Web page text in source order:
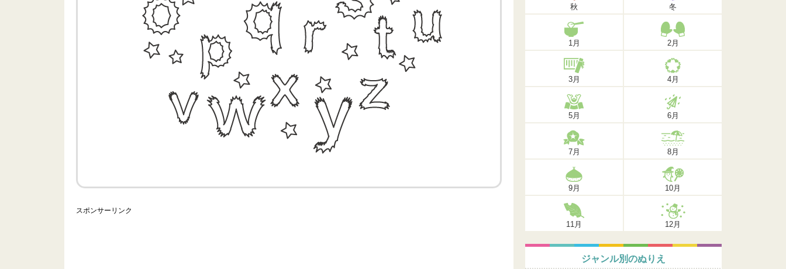
スポンサーリンク
秋 冬
1月 2月
3月 4月
5月 6月
7月 8月
9月 10月
11月 12月
ジャンル別のぬりえ